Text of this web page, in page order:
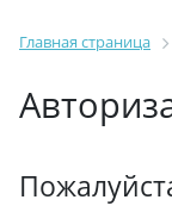
Главная страница